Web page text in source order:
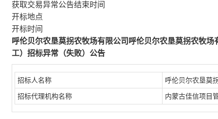
获取交易异常公告结束时间
开标地点
开标时间
呼伦贝尔农垦莫拐农牧场有限公司呼伦贝尔农垦莫拐农牧
工）招标异常（失败）公告
招标人名称 呼伦贝尔农垦莫
招标代理机构名称 内蒙古佳信项目